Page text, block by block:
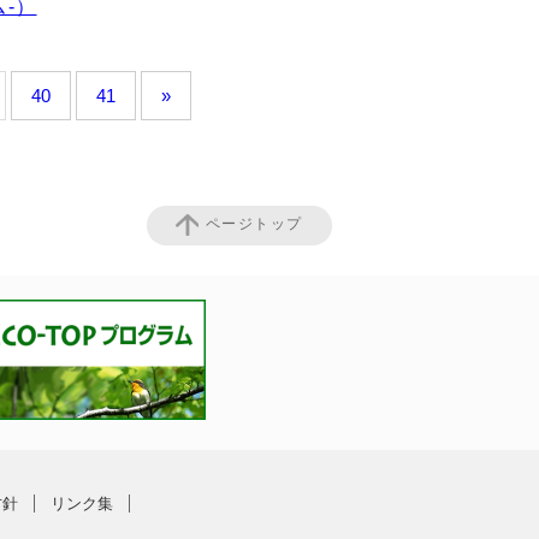
）
40 41 »
ページトップ
リンク集